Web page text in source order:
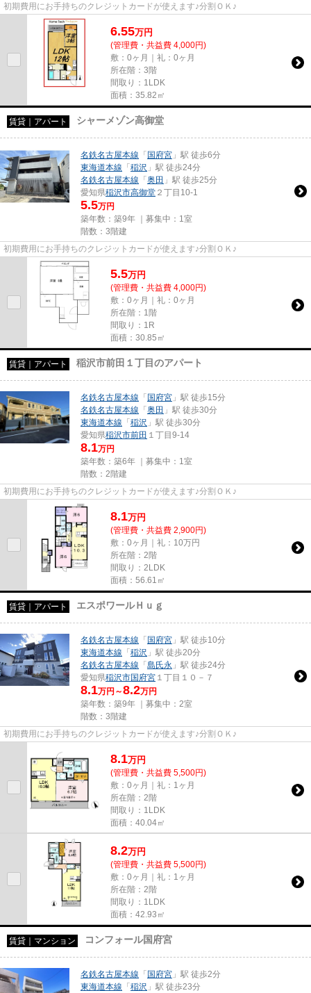
初期費用にお手持ちのクレジットカードが使えます♪分割ＯＫ♪
6.55万円
(管理費・共益費 4,000円)
敷：0ヶ月｜礼：0ヶ月
所在階：3階
間取り：1LDK
面積：35.82㎡
賃貸｜アパート シャーメゾン高御堂
名鉄名古屋本線 「 国府宮 」駅 徒歩6分
東海道本線 「 稲沢 」駅 徒歩24分
名鉄名古屋本線 「 奥田 」駅 徒歩25分
愛知県稲沢市高御堂 ２丁目10-1
5.5万円
築年数：築9年 ｜募集中： 1室
階数：3階建
初期費用にお手持ちのクレジットカードが使えます♪分割ＯＫ♪
5.5万円
(管理費・共益費 4,000円)
敷：0ヶ月｜礼：0ヶ月
所在階：1階
間取り：1R
面積：30.85㎡
賃貸｜アパート 稲沢市前田１丁目のアパート
名鉄名古屋本線 「 国府宮 」駅 徒歩15分
名鉄名古屋本線 「 奥田 」駅 徒歩30分
東海道本線 「 稲沢 」駅 徒歩30分
愛知県稲沢市前田 １丁目9-14
8.1万円
築年数：築6年 ｜募集中： 1室
階数：2階建
初期費用にお手持ちのクレジットカードが使えます♪分割ＯＫ♪
8.1万円
(管理費・共益費 2,900円)
敷：0ヶ月｜礼：10万円
所在階：2階
間取り：2LDK
面積：56.61㎡
賃貸｜アパート エスポワールＨｕｇ
名鉄名古屋本線 「 国府宮 」駅 徒歩10分
東海道本線 「 稲沢 」駅 徒歩20分
名鉄名古屋本線 「 島氏永 」駅 徒歩24分
愛知県稲沢市国府宮 １丁目１０－７
8.1万円～8.2万円
築年数：築9年 ｜募集中： 2室
階数：3階建
初期費用にお手持ちのクレジットカードが使えます♪分割ＯＫ♪
8.1万円
(管理費・共益費 5,500円)
敷：0ヶ月｜礼：1ヶ月
所在階：2階
間取り：1LDK
面積：40.04㎡
8.2万円
(管理費・共益費 5,500円)
敷：0ヶ月｜礼：1ヶ月
所在階：2階
間取り：1LDK
面積：42.93㎡
賃貸｜マンション コンフォール国府宮
名鉄名古屋本線 「 国府宮 」駅 徒歩2分
東海道本線 「 稲沢 」駅 徒歩23分